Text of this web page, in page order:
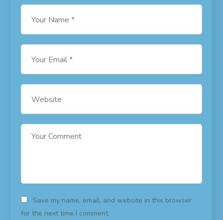
Save my name, email, and website in this browser
for the next time I comment.